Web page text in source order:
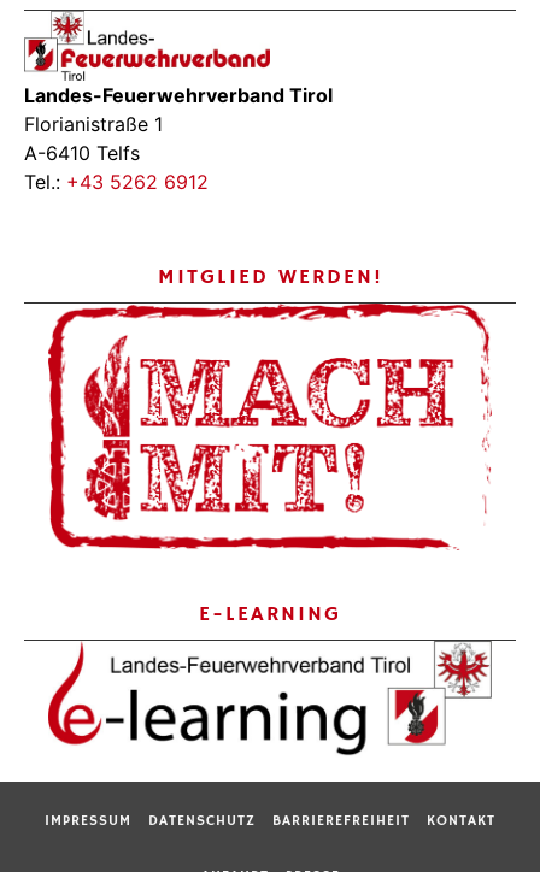
Landes-Feuerwehrverband Tirol
Florianistraße 1
A-6410 Telfs
Tel.: +43 5262 6912
MITGLIED WERDEN!
E-LEARNING
IMPRESSUM DATENSCHUTZ BARRIEREFREIHEIT KONTAKT